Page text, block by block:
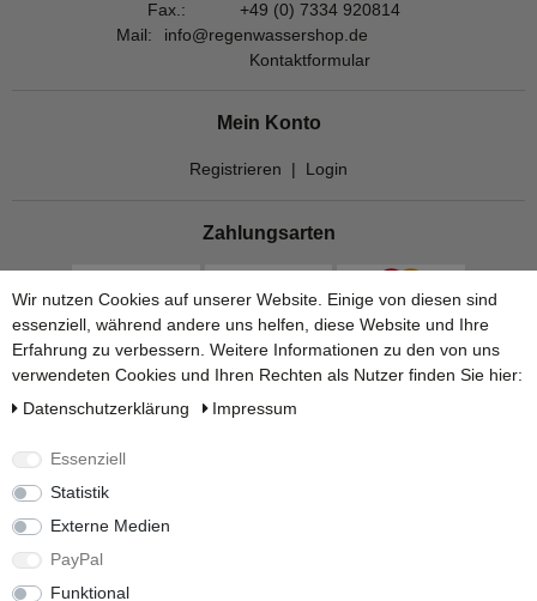
Fax.:
+49 (0) 7334 920814
Mail:
info@regenwassershop.de
Kontaktformular
Mein Konto
Registrieren | Login
Zahlungsarten
Wir nutzen Cookies auf unserer Website. Einige von diesen sind
essenziell, während andere uns helfen, diese Website und Ihre
Erfahrung zu verbessern. Weitere Informationen zu den von uns
verwendeten Cookies und Ihren Rechten als Nutzer finden Sie hier:
Daten­schutz­erklärung
Impressum
Essenziell
Statistik
Externe Medien
PayPal
Funktional